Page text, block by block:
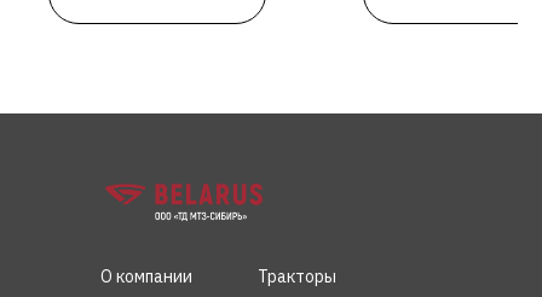
Тракторы
О компании